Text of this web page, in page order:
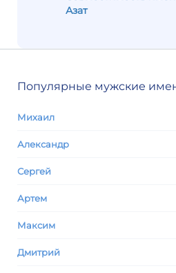
Азат
Популярные мужские
Михаил
Александр
Сергей
Артем
Максим
Дмитрий